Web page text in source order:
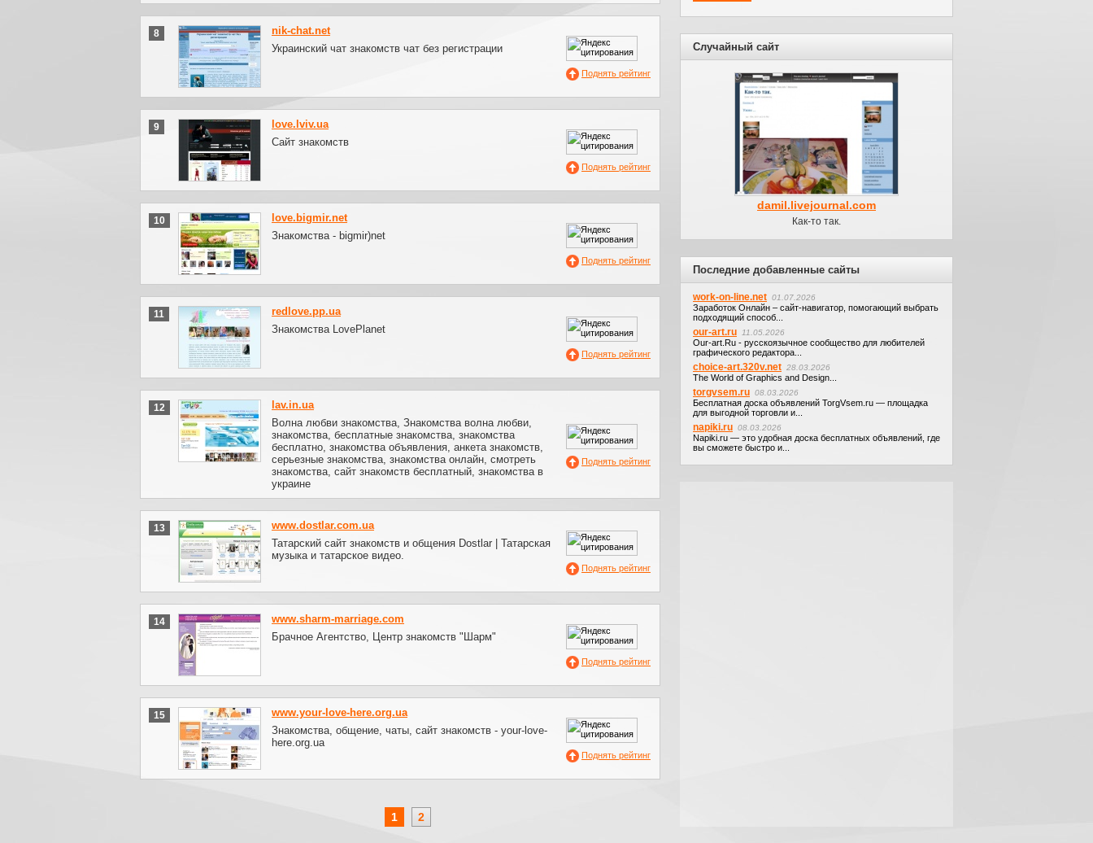
8
nik-chat.net
Украинский чат знакомств чат без регистрации
Поднять рейтинг
9
love.lviv.ua
Сайт знакомств
Поднять рейтинг
10
love.bigmir.net
Знакомства - bigmir)net
Поднять рейтинг
11
redlove.pp.ua
Знакомства LovePlanet
Поднять рейтинг
12
lav.in.ua
Волна любви знакомства, Знакомства волна любви,
знакомства, бесплатные знакомства, знакомства
бесплатно, знакомства объявления, анкета знакомств,
серьезные знакомства, знакомства онлайн, смотреть
знакомства, сайт знакомств бесплатный, знакомства в
украине
Поднять рейтинг
13
www.dostlar.com.ua
Татарский сайт знакомств и общения Dostlar | Татарская
музыка и татарское видео.
Поднять рейтинг
14
www.sharm-marriage.com
Брачное Агентство, Центр знакомств "Шарм"
Поднять рейтинг
15
www.your-love-here.org.ua
Знакомства, общение, чаты, сайт знакомств - your-love-
here.org.ua
Поднять рейтинг
1 2
Случайный сайт
damil.livejournal.com
Как-то так.
Последние добавленные сайты
work-on-line.net 01.07.2026
Заработок Онлайн – сайт-навигатор, помогающий выбрать
подходящий способ...
our-art.ru 11.05.2026
Our-art.Ru - русскоязычное сообщество для любителей
графического редактора...
choice-art.320v.net 28.03.2026
The World of Graphics and Design...
torgvsem.ru 08.03.2026
Бесплатная доска объявлений TorgVsem.ru — площадка
для выгодной торговли и...
napiki.ru 08.03.2026
Napiki.ru — это удобная доска бесплатных объявлений, где
вы сможете быстро и...